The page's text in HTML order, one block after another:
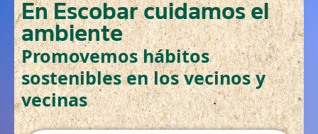
En Escobar cuidamos el
ambiente
Promovemos hábitos
sostenibles en los vecinos y
vecinas